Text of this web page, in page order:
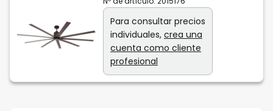
Para consultar precios
individuales, crea una
cuenta como cliente
profesional